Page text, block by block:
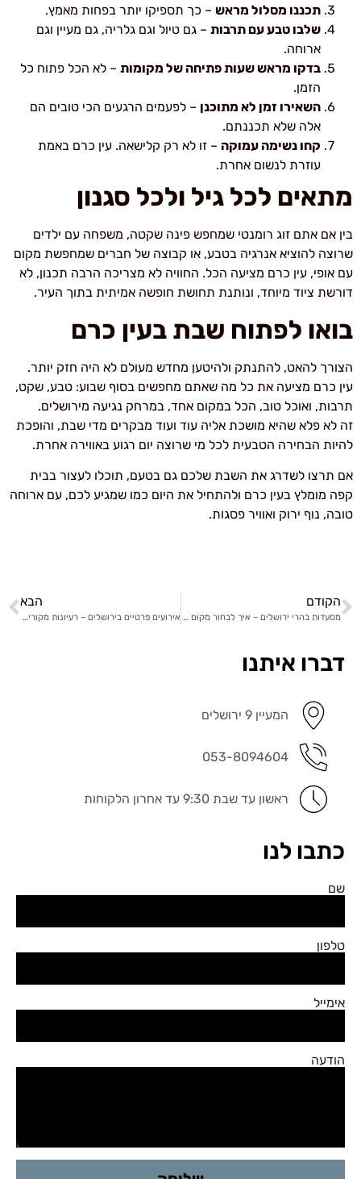
תכננו מסלול מראש – כך תספיקו יותר בפחות מאמץ.
שלבו טבע עם תרבות – גם טיול וגם גלריה, גם מעיין וגם
ארוחה.
בדקו מראש שעות פתיחה של מקומות – לא הכל פתוח כל
הזמן.
השאירו זמן לא מתוכנן – לפעמים הרגעים הכי טובים הם
אלה שלא תכננתם.
קחו נשימה עמוקה – זו לא רק קלישאה. עין כרם באמת
עוזרת לנשום אחרת.
מתאים לכל גיל ולכל סגנון
בין אם אתם זוג רומנטי שמחפש פינה שקטה, משפחה עם ילדים
שרוצה להוציא אנרגיה בטבע, או קבוצה של חברים שמחפשת מקום
עם אופי, עין כרם מציעה הכל. החוויה לא מצריכה הרבה תכנון, לא
דורשת ציוד מיוחד, ונותנת תחושת חופשה אמיתית בתוך העיר.
בואו לפתוח שבת בעין כרם
הצורך להאט, להתנתק ולהיטען מחדש מעולם לא היה חזק יותר.
עין כרם מציעה את כל מה שאתם מחפשים בסוף שבוע: טבע, שקט,
תרבות, ואוכל טוב, הכל במקום אחד, במרחק נגיעה מירושלים.
זה לא פלא שהיא מושכת אליה עוד ועוד מבקרים מדי שבת, והופכת
להיות הבחירה הטבעית לכל מי שרוצה יום רגוע באווירה אחרת.
אם תרצו לשדרג את השבת שלכם גם בטעם, תוכלו לעצור בבית
קפה מומלץ בעין כרם ולהתחיל את היום כמו שמגיע לכם, עם ארוחה
טובה, נוף ירוק ואוויר פסגות.
הקודם
מסעדות בהרי ירושלים – איך לבחור מקום מתאים בדיוק לבילוי הבא שלכם?
הבא
אירועים פרטיים בירושלים – רעיונות מקוריים שיהפכו את הערב לבלתי נשכח
דברו איתנו
המעיין 9 ירושלים
053-8094604
ראשון עד שבת 9:30 עד אחרון הלקוחות
כתבו לנו
שם
טלפון
אימייל
הודעה